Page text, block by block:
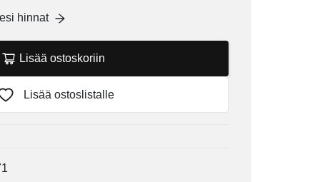
hinnat
Lisää ostoskoriin
Lisää ostoslistalle